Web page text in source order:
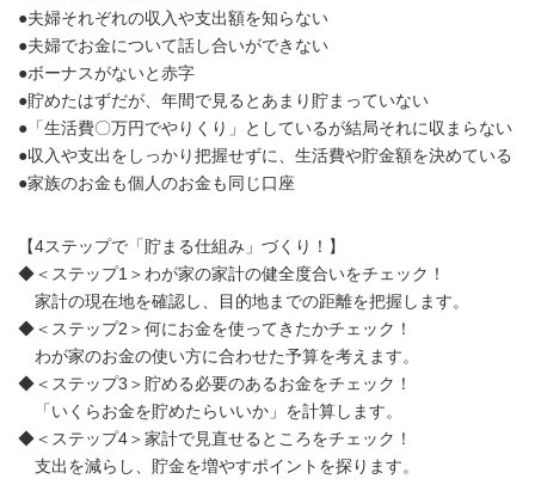
●夫婦それぞれの収入や支出額を知らない
●夫婦でお金について話し合いができない
●ボーナスがないと赤字
●貯めたはずだが、年間で見るとあまり貯まっていない
●「生活費〇万円でやりくり」としているが結局それに収まらない
●収入や支出をしっかり把握せずに、生活費や貯金額を決めている
●家族のお金も個人のお金も同じ口座
【4ステップで「貯まる仕組み」づくり！】
◆＜ステップ1＞わが家の家計の健全度合いをチェック！
家計の現在地を確認し、目的地までの距離を把握します。
◆＜ステップ2＞何にお金を使ってきたかチェック！
わが家のお金の使い方に合わせた予算を考えます。
◆＜ステップ3＞貯める必要のあるお金をチェック！
「いくらお金を貯めたらいいか」を計算します。
◆＜ステップ4＞家計で見直せるところをチェック！
支出を減らし、貯金を増やすポイントを探ります。